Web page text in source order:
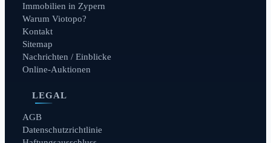
Immobilien in Zypern
Warum Viotopo?
Kontakt
Sitemap
Nachrichten / Einblicke
Online-Auktionen
LEGAL
AGB
Datenschutzrichtlinie